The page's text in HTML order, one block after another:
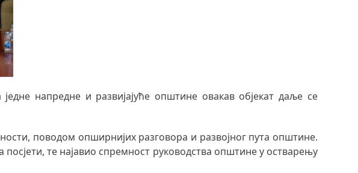
напредне и развијајуће општине овакав објекат даље се
поводом опширнијих разговора и развојног пута општине.
те најавио спремност руководства општине у остварењу